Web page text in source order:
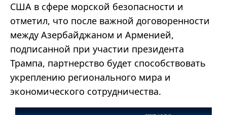
США в сфере морской безопасности и
отметил, что после важной договоренности
между Азербайджаном и Арменией,
подписанной при участии президента
Трампа, партнерство будет способствовать
укреплению регионального мира и
экономического сотрудничества.